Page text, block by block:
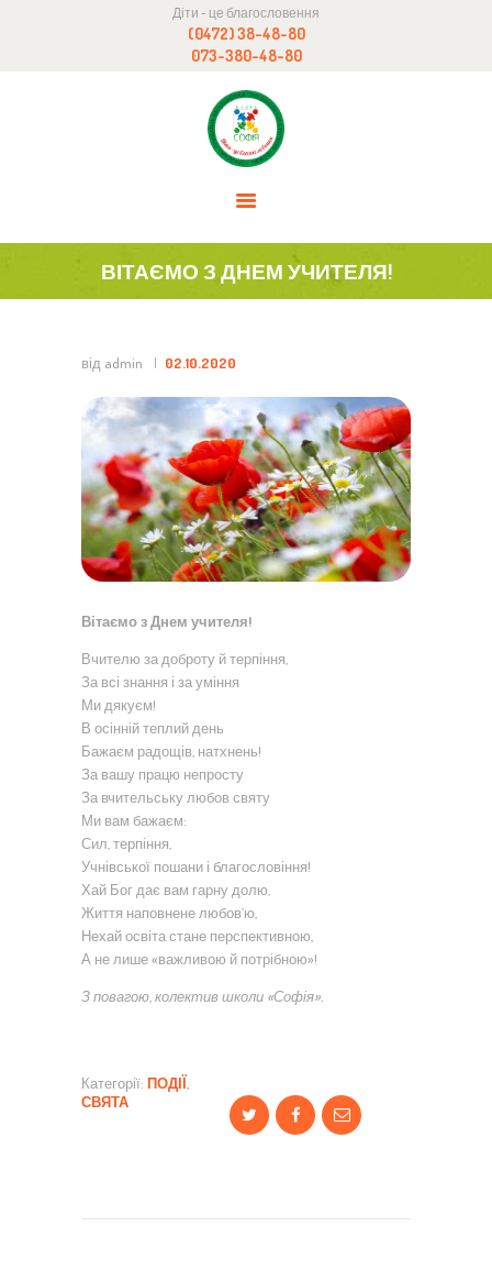
Діти - це благословення
(0472) 38-48-80
073-380-48-80
ВІТАЄМО З ДНЕМ УЧИТЕЛЯ!
НАВЧАЛЬНИЙ ПРОЦЕС
від admin 02.10.2020
Вітаємо з Днем учителя!
Вчителю за доброту й терпіння,
За всі знання і за уміння
Ми дякуєм!
В осінній теплий день
Бажаєм радощів, натхнень!
За вашу працю непросту
За вчительську любов святу
Ми вам бажаєм:
Сил, терпіння,
Учнівської пошани і благословіння!
Хай Бог дає вам гарну долю,
Життя наповнене любов’ю,
Нехай освіта стане перспективною,
А не лише «важливою й потрібною»!
З повагою, колектив школи «Софія».
Категорії: ПОДІЇ
СВЯТА